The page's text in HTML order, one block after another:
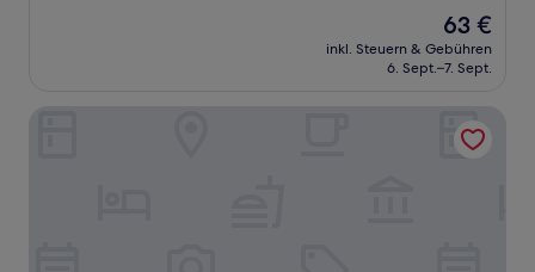
Bewertungen)
Der
Preis
beträgt
63 €
inkl. Steuern & Gebühren
6. Sept.–7. Sept.